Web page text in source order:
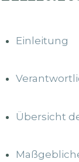
Einleitung
Übersicht